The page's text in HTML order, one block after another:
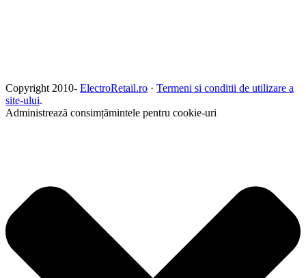
Copyright 2010- ElectroRetail.ro · Termeni si conditii de utilizare a
site-ului.
Administrează consimțămintele pentru cookie-uri